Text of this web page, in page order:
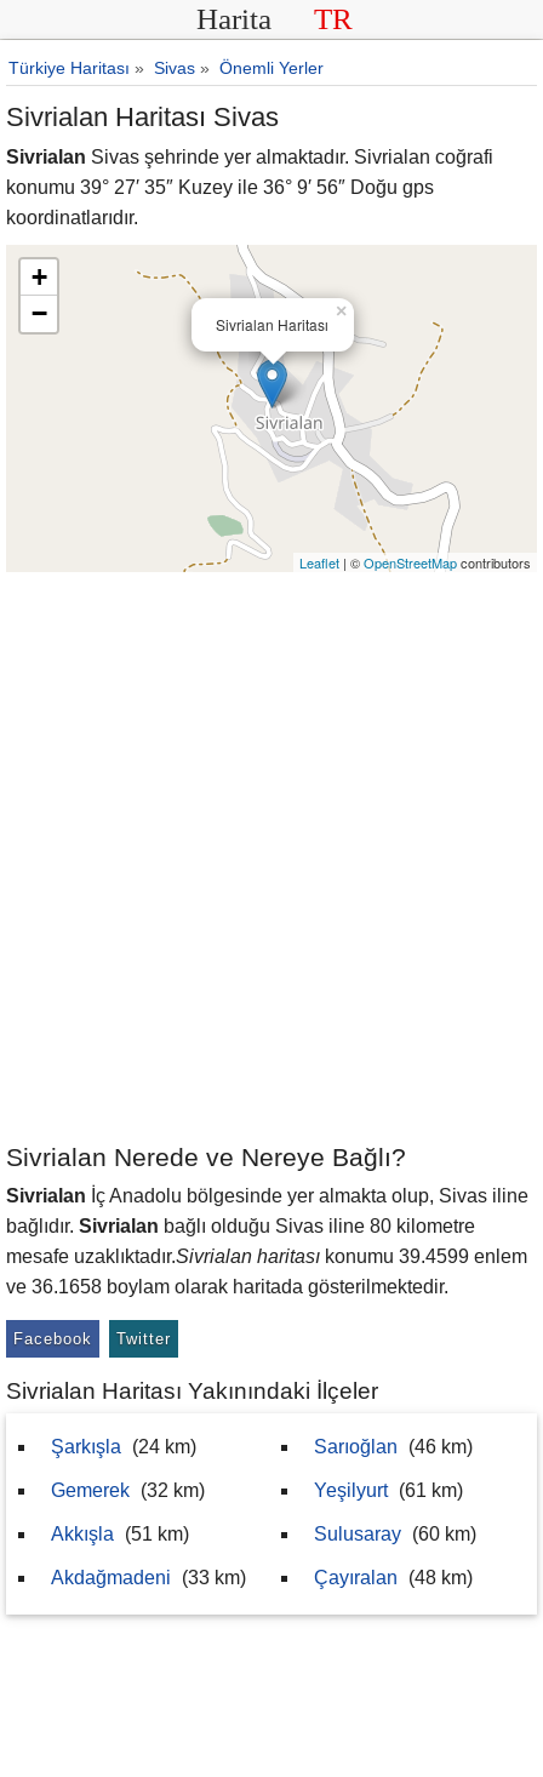
Harita TR
Türkiye Haritası » Sivas » Önemli Yerler
Sivrialan Haritası Sivas
Sivrialan Sivas şehrinde yer almaktadır. Sivrialan coğrafi
konumu 39° 27′ 35″ Kuzey ile 36° 9′ 56″ Doğu gps
koordinatlarıdır.
Sivrialan Haritası
×
+
−
Leaflet | ©OpenStreetMapcontributors
Sivrialan Nerede ve Nereye Bağlı?
Sivrialan İç Anadolu bölgesinde yer almakta olup, Sivas iline
bağlıdır. Sivrialan bağlı olduğu Sivas iline 80 kilometre
mesafe uzaklıktadır.Sivrialan haritası konumu 39.4599 enlem
ve 36.1658 boylam olarak haritada gösterilmektedir.
Facebook Twitter
Sivrialan Haritası Yakınındaki İlçeler
Şarkışla (24 km)
Gemerek (32 km)
Akkışla (51 km)
Akdağmadeni (33 km)
Sarıoğlan (46 km)
Yeşilyurt (61 km)
Sulusaray (60 km)
Çayıralan (48 km)